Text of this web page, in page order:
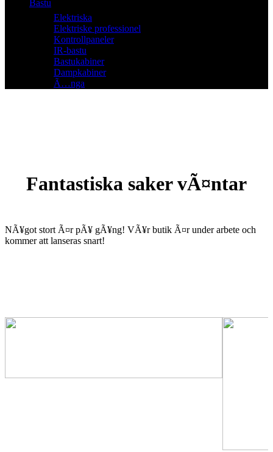
Bastu
Elektriska
Elektriske professionel
Kontrollpaneler
IR-bastu
Bastukabiner
Dampkabiner
Ã…nga
Fantastiska saker vÃ¤ntar
NÃ¥got stort Ã¤r pÃ¥ gÃ¥ng! VÃ¥r butik Ã¤r under arbete och
kommer att lanseras snart!